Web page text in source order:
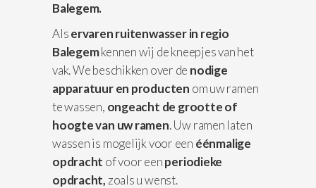
Balegem.
Alservaren ruitenwasser in regio
Balegemkennen wij de kneepjes van het
vak. We beschikken over de nodige
apparatuuren producten om uw ramen
te wassen, ongeacht de grootte of
hoogte van uw ramen. Uw ramen laten
wassen is mogelijk voor een éénmalige
opdracht of voor eenperiodieke
opdracht, zoals u wenst.